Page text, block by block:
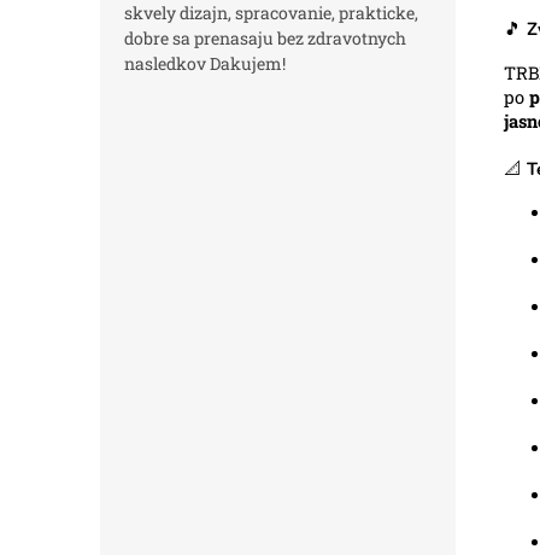
skvely dizajn, spracovanie, prakticke,
dobre sa prenasaju bez zdravotnych
nasledkov Dakujem!
🎵
po
📐